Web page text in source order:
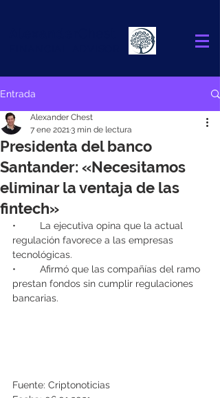
Entrada
Presidenta del banco
Santander: «Necesitamos
eliminar la ventaja de las
fintech»
Alexander Chest
7 ene 20213 min de lectura
•	La ejecutiva opina que la actual
regulación favorece a las empresas
tecnológicas.
•	Afirmó que las compañías del ramo
prestan fondos sin cumplir regulaciones
bancarias.
Fuente: Criptonoticias